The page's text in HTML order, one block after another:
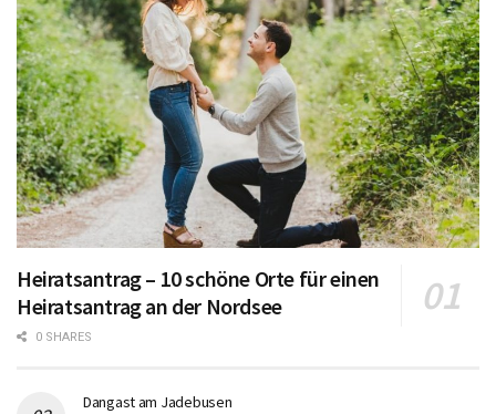
Heiratsantrag – 10 schöne Orte für einen
Heiratsantrag an der Nordsee
0 SHARES
Dangast am Jadebusen